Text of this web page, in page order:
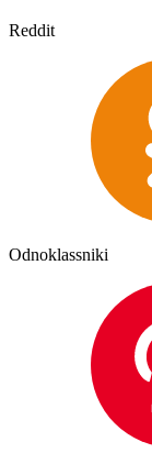
Reddit
Odnoklassniki